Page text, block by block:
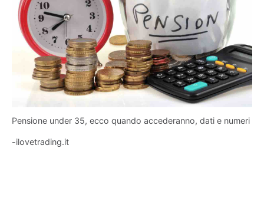
Pensione under 35, ecco quando accederanno, dati e numeri
-ilovetrading.it